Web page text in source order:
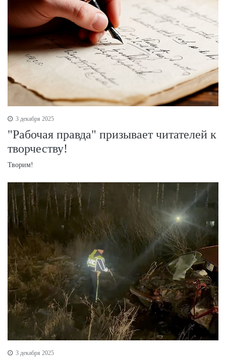
3 декабря 2025
"Рабочая правда" призывает читателей к
творчеству!
Творим!
3 декабря 2025